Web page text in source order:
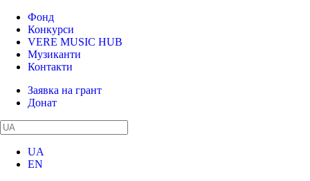
Фонд
Конкурси
VERE MUSIC HUB
Музиканти
Контакти
Заявка на грант
Донат
UA
EN